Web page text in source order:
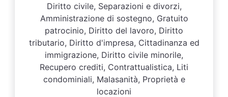
Diritto civile, Separazioni e divorzi,
Amministrazione di sostegno, Gratuito
patrocinio, Diritto del lavoro, Diritto
tributario, Diritto d'impresa, Cittadinanza ed
immigrazione, Diritto civile minorile,
Recupero crediti, Contrattualistica, Liti
condominiali, Malasanità, Proprietà e
locazioni